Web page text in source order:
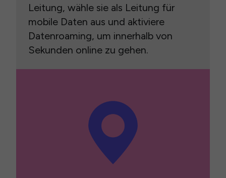
Leitung, wähle sie als Leitung für
mobile Daten aus und aktiviere
Datenroaming, um innerhalb von
Sekunden online zu gehen.